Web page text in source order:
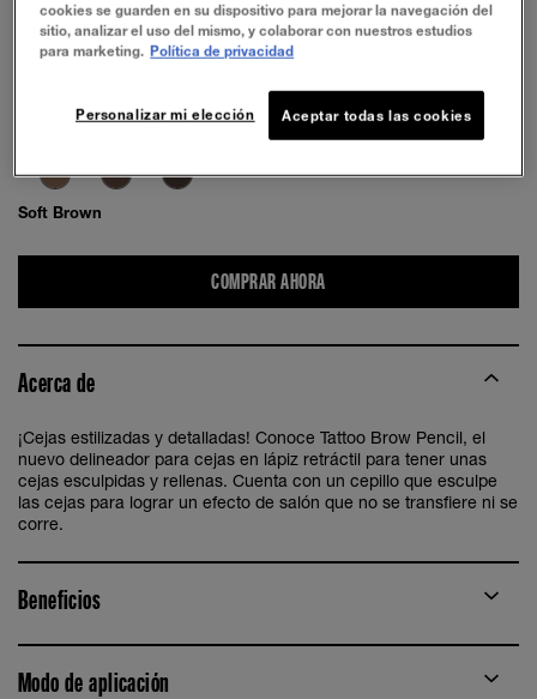
Soft Brown
COMPRAR AHORA
Acerca de
¡Cejas estilizadas y detalladas! Conoce Tattoo Brow Pencil, el
nuevo delineador para cejas en lápiz retráctil para tener unas
cejas esculpidas y rellenas. Cuenta con un cepillo que esculpe
las cejas para lograr un efecto de salón que no se transfiere ni se
corre.
Beneficios
Modo de aplicación
cookies se guarden en su dispositivo para mejorar la navegación del
sitio, analizar el uso del mismo, y colaborar con nuestros estudios
para marketing. Política de privacidad
Aceptar todas las cookies
Personalizar mi elección